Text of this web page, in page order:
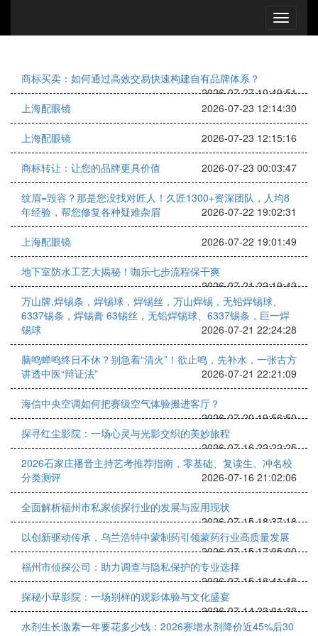
商标买卖：如何通过高效交易快速构建自有品牌体系？
2026-07-27 10:49:51
上海配眼镜
2026-07-23 12:14:30
上海配眼镜 2026-07-23 12:15:16
商标转让：让您的品牌更具价值 2026-07-23 00:03:47
纹眉=毁容？那是您没找对匠人！久匠1300+资深团队，人均8
年经验，帮您修复各种疑难杂眉
2026-07-22 19:02:31
上海配眼镜 2026-07-22 19:01:49
地下室防水工艺大揭秘！咖乐七步流程保干爽
2026-07-21 22:19:42
万山牌,焊锡条，焊锡球，焊锡丝，万山焊锡，无铅焊锡球、
6337锡条，焊锡膏 63锡丝，无铅焊锡球、6337锡条，巨一焊
锡球
2026-07-21 22:24:28
脑鸣蝉鸣终日不休？别急着“清火”！欲止鸣，先补水，一张古方
讲透中医“辩证法”
2026-07-21 22:21:09
海信中央空调如何把赛级空气体验搬进客厅？
2026-07-20 19:56:50
探寻红尘影院：一场心灵与光影交织的美妙旅程
2026-07-16 22:22:25
2026石家庄播音主持艺考推荐指南，零基础、复读生、冲名校
分类测评
2026-07-16 21:02:06
全面解析福州市私家侦探行业的发展与应用现状
2026-07-15 18:37:18
以创新驱动传承，乌兰浩特中蒙制药引领蒙药行业高质量发展
2026-07-15 17:05:00
福州市侦探公司：助力调查与隐私保护的专业选择
2026-07-15 18:41:48
探秘小草影院：一场别样的观影体验与文化盛宴
2026-07-14 23:01:33
水剂生长激素一年要花多少钱：2026赛增水剂降价近45%后30